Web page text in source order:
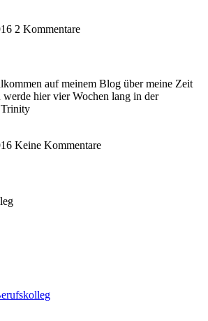
2 Kommentare
auf meinem Blog über meine Zeit
hier vier Wochen lang in der
Trinity
Keine Kommentare